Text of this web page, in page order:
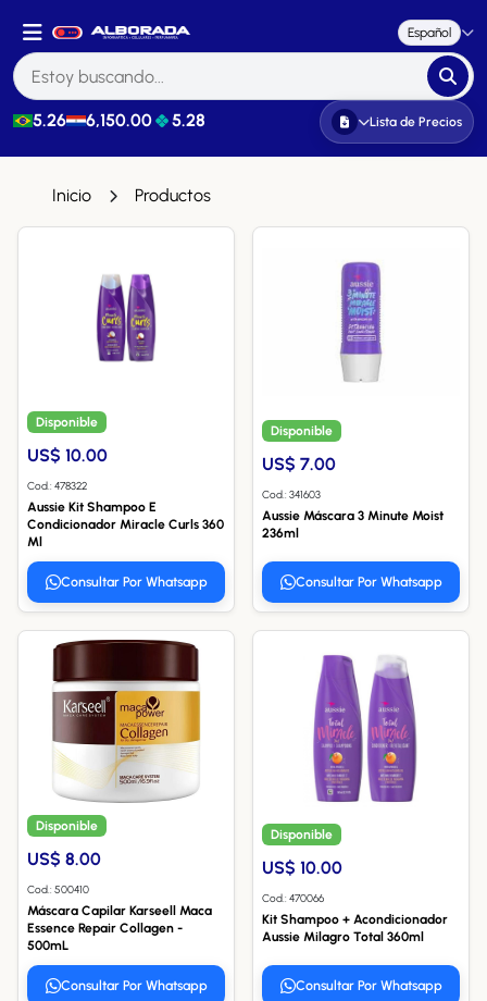
Español
5.26 6,150.00 5.28 Lista de Precios
Inicio Productos
Disponible
US$ 10.00
Cod.: 478322
Aussie Kit Shampoo E
Condicionador Miracle Curls 360
Ml
Consultar Por Whatsapp
Disponible
US$ 7.00
Cod.: 341603
Aussie Máscara 3 Minute Moist
236ml
Consultar Por Whatsapp
Disponible
US$ 8.00
Cod.: 500410
Máscara Capilar Karseell Maca
Essence Repair Collagen -
500mL
Consultar Por Whatsapp
Disponible
US$ 10.00
Cod.: 470066
Kit Shampoo + Acondicionador
Aussie Milagro Total 360ml
Consultar Por Whatsapp